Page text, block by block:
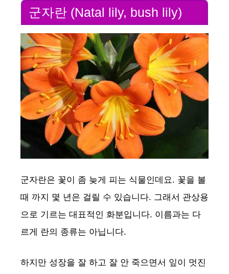
군자란 (Natal lily, bush lily)
군자란은 꽃이 좀 늦게 피는 식물인데요. 꽃을 볼
때 까지 몇 년은 걸릴 수 있습니다. 그래서 관상용
으로 기르는 대표적인 화분입니다. 이름과는 다
르게 란의 종류는 아닙니다.
하지만 성장을 잘 하고 잘 안 죽으면서 잎이 멋진